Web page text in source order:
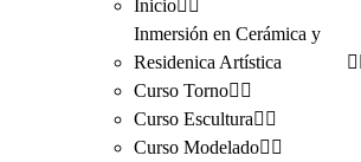
Inicio
Inmersión en Cerámica y
Residenica Artística
Curso Torno
Curso Escultura
Curso Modelado